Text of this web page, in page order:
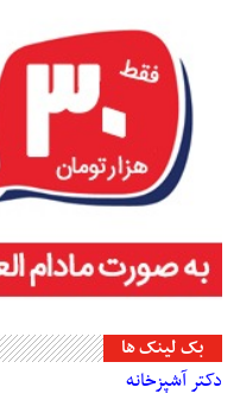
بک لینک ها
دکتر آشپزخانه